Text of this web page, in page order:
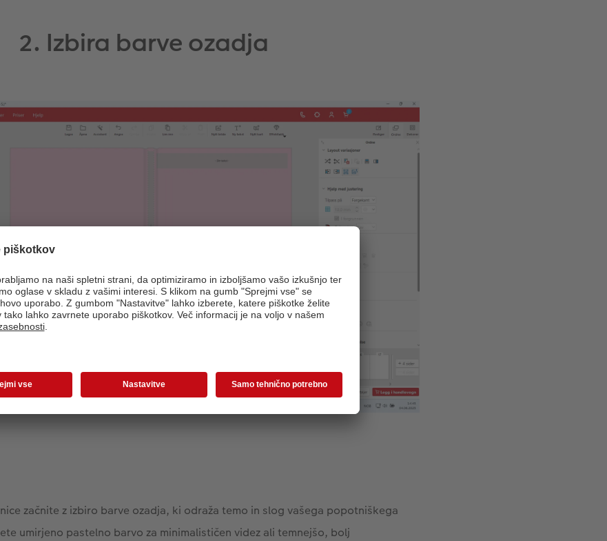
2. Izbira barve ozadja
začnite z izbiro barve ozadja, ki odraža temo in slog vašega popotniškega
umirjeno pastelno barvo za minimalističen videz ali temnejšo, bolj